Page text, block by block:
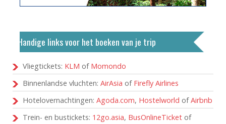
Handige links voor het boeken van je trip
Vliegtickets: KLM of Momondo
Binnenlandse vluchten: AirAsia of Firefly Airlines
Hotelovernachtingen: Agoda.com, Hostelworld ofAirbnb
Trein- en bustickets: 12go.asia, BusOnlineTicket of